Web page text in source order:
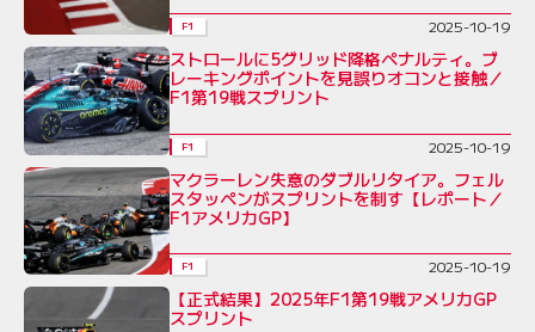
F1 2025-10-19
ストロールに5グリッド降格ペナルティ。ブ
レーキングポイントを見誤りオコンと接触／
F1第19戦スプリント
F1 2025-10-19
マクラーレン失意のダブルリタイア。フェル
スタッペンがスプリントを制す【レポート／
F1アメリカGP】
F1 2025-10-19
【正式結果】2025年F1第19戦アメリカGP
スプリント